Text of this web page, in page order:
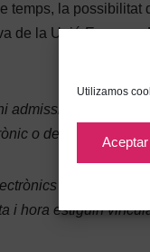
Utilizamos
temps, la
de la Unió
admissibilitat com
o de no complir
gaudiran
i hora estiguin